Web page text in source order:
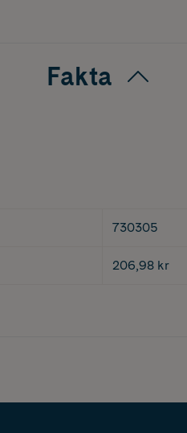
Fakta
730305
206,98 kr